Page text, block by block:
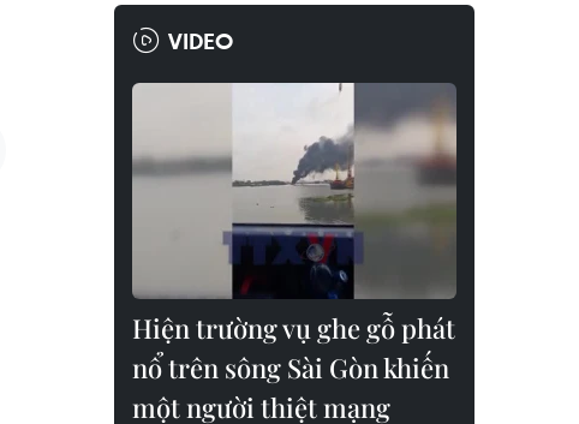
VIDEO
Hiện trường vụ ghe gỗ phát
nổ trên sông Sài Gòn khiến
một người thiệt mạng